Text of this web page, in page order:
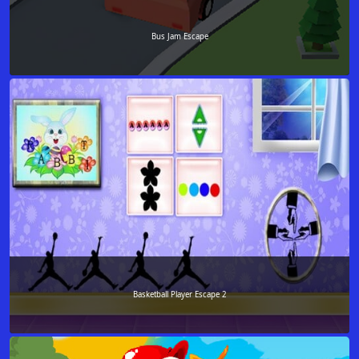
Bus Jam Escape
Basketball Player Escape 2